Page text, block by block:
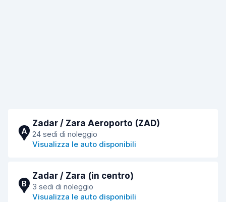
A
Zadar / Zara Aeroporto (ZAD)
24 sedi di noleggio
Visualizza le auto disponibili
B
Zadar / Zara (in centro)
3 sedi di noleggio
Visualizza le auto disponibili